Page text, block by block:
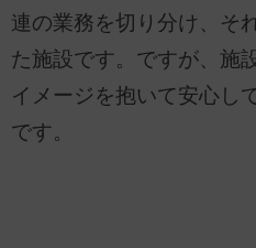
連の業務を切り分け、そ
た施設です。ですが、施
イメージを抱いて安心し
です。